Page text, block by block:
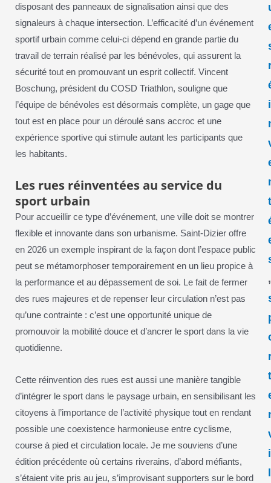
disposant des panneaux de signalisation ainsi que des
signaleurs à chaque intersection. L’efficacité d’un événement
sportif urbain comme celui-ci dépend en grande partie du
travail de terrain réalisé par les bénévoles, qui assurent la
sécurité tout en promouvant un esprit collectif. Vincent
Boschung, président du COSD Triathlon, souligne que
l’équipe de bénévoles est désormais complète, un gage que
tout est en place pour un déroulé sans accroc et une
expérience sportive qui stimule autant les participants que
les habitants.
Les rues réinventées au service du
sport urbain
Pour accueillir ce type d’événement, une ville doit se montrer
flexible et innovante dans son urbanisme. Saint-Dizier offre
en 2026 un exemple inspirant de la façon dont l’espace public
peut se métamorphoser temporairement en un lieu propice à
la performance et au dépassement de soi. Le fait de fermer
des rues majeures et de repenser leur circulation n’est pas
qu’une contrainte : c’est une opportunité unique de
promouvoir la mobilité douce et d’ancrer le sport dans la vie
quotidienne.
Cette réinvention des rues est aussi une manière tangible
d’intégrer le sport dans le paysage urbain, en sensibilisant les
citoyens à l’importance de l’activité physique tout en rendant
possible une coexistence harmonieuse entre cyclisme,
course à pied et circulation locale. Je me souviens d’une
édition précédente où certains riverains, d’abord méfiants,
s’étaient vite pris au jeu, s’improvisant supporters sur le bord
i
,
l